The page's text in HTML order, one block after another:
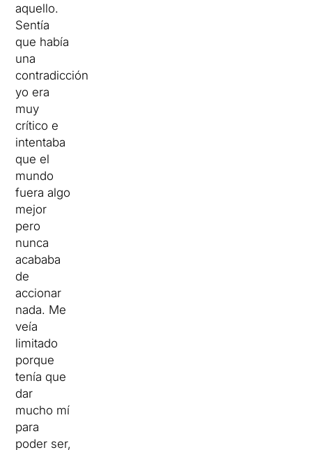
aquello.
Sentía
que había
una
contradicción:
yo era
muy
crítico e
intentaba
que el
mundo
fuera algo
mejor
pero
nunca
acababa
de
accionar
nada. Me
veía
limitado
porque
tenía que
dar
mucho mí
para
poder ser,